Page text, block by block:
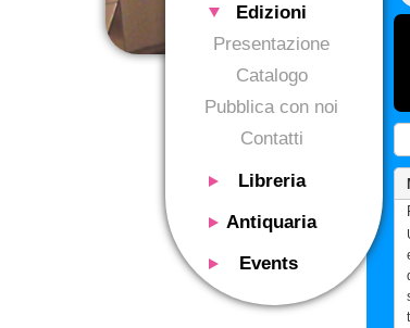
Edizioni
Presentazione
Catalogo
Pubblica con noi
Contatti
Libreria
Presentazione
Servizi
Riviste
Antiquaria
Presentazione
Si acquistano
Events
Presentazione